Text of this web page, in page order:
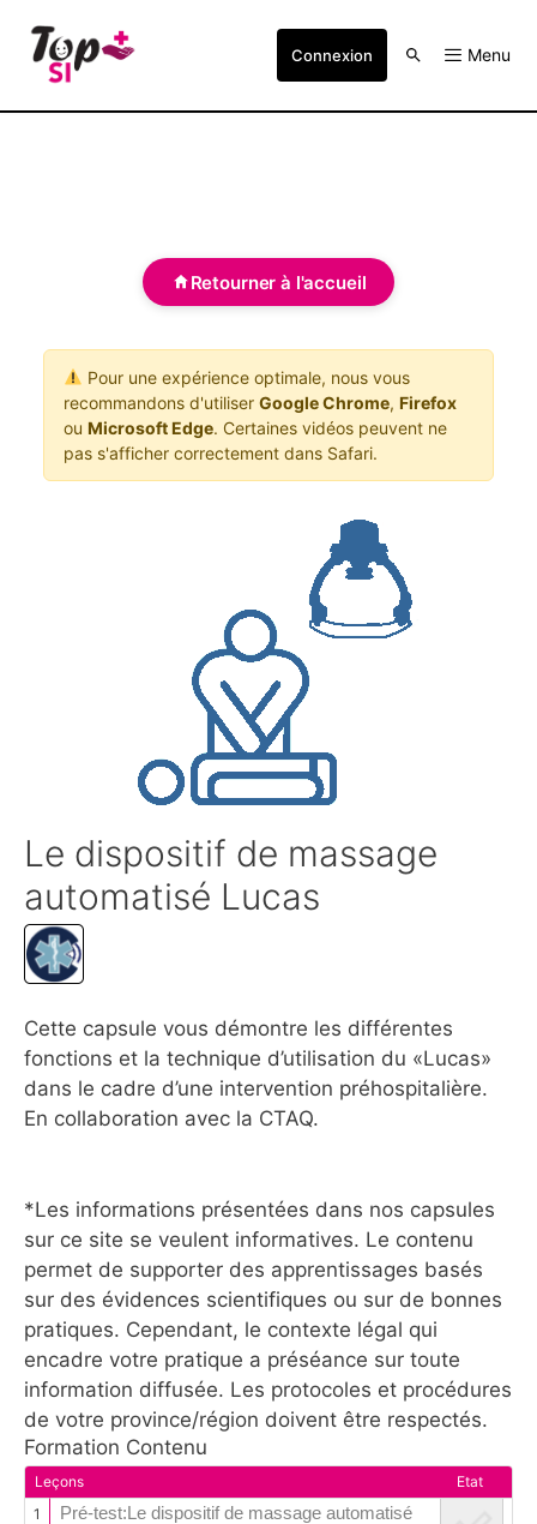
Connexion Menu
Retourner à l'accueil
Pour une expérience optimale, nous vous
recommandons d'utiliser Google Chrome, Firefox
ou Microsoft Edge. Certaines vidéos peuvent ne
pas s'afficher correctement dans Safari.
Le dispositif de massage
automatisé Lucas
Cette capsule vous démontre les différentes
fonctions et la technique d’utilisation du «Lucas»
dans le cadre d’une intervention préhospitalière.
En collaboration avec la CTAQ.
*Les informations présentées dans nos capsules
sur ce site se veulent informatives. Le contenu
permet de supporter des apprentissages basés
sur des évidences scientifiques ou sur de bonnes
pratiques. Cependant, le contexte légal qui
encadre votre pratique a préséance sur toute
information diffusée. Les protocoles et procédures
de votre province/région doivent être respectés.
Formation Contenu
Leçons
Etat
1
Pré-test:Le dispositif de massage automatisé